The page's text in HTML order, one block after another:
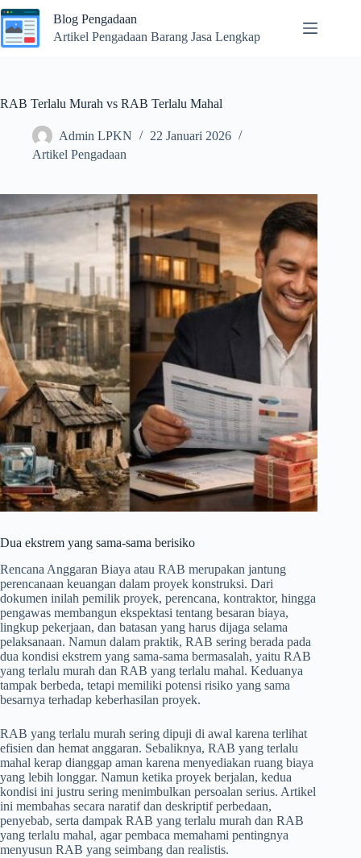
Skip
to
content
Blog Pengadaan
Artikel Pengadaan Barang Jasa Lengkap
RAB Terlalu Murah vs RAB Terlalu Mahal
Admin LPKN
22 Januari 2026
Artikel Pengadaan
Dua ekstrem yang sama-sama berisiko
Rencana Anggaran Biaya atau RAB merupakan jantung
perencanaan keuangan dalam proyek konstruksi. Dari
dokumen inilah pemilik proyek, perencana, kontraktor, hingga
pengawas membangun ekspektasi tentang besaran biaya,
lingkup pekerjaan, dan batasan yang harus dijaga selama
pelaksanaan. Namun dalam praktik, RAB sering berada pada
dua kondisi ekstrem yang sama-sama bermasalah, yaitu RAB
yang terlalu murah dan RAB yang terlalu mahal. Keduanya
tampak berbeda, tetapi memiliki potensi risiko yang sama
besarnya terhadap keberhasilan proyek.
RAB yang terlalu murah sering dipuji di awal karena terlihat
efisien dan hemat anggaran. Sebaliknya, RAB yang terlalu
mahal kerap dianggap aman karena menyediakan ruang biaya
yang lebih longgar. Namun ketika proyek berjalan, kedua
kondisi ini justru sering menimbulkan persoalan serius. Artikel
ini membahas secara naratif dan deskriptif perbedaan,
penyebab, serta dampak RAB yang terlalu murah dan RAB
yang terlalu mahal, agar pembaca memahami pentingnya
menyusun RAB yang seimbang dan realistis.